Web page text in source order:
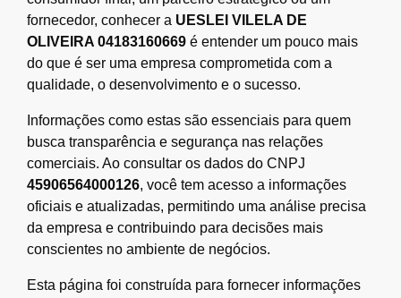
fornecedor, conhecer a UESLEI VILELA DE
OLIVEIRA 04183160669 é entender um pouco mais
do que é ser uma empresa comprometida com a
qualidade, o desenvolvimento e o sucesso.
Informações como estas são essenciais para quem
busca transparência e segurança nas relações
comerciais. Ao consultar os dados do CNPJ
45906564000126, você tem acesso a informações
oficiais e atualizadas, permitindo uma análise precisa
da empresa e contribuindo para decisões mais
conscientes no ambiente de negócios.
Esta página foi construída para fornecer informações